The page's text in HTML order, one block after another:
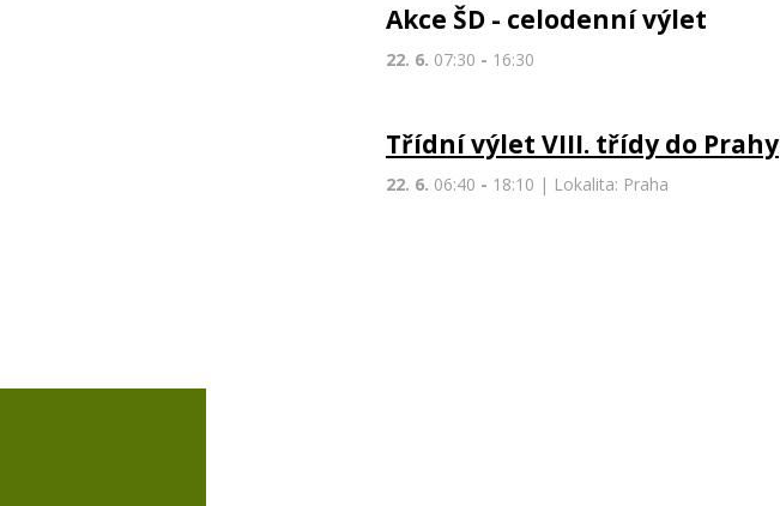
Akce ŠD - celodenní výlet
22. 6. 07:30 - 16:30
Třídní výlet VIII. třídy do Prahy
22. 6. 06:40 - 18:10 | Lokalita: Praha